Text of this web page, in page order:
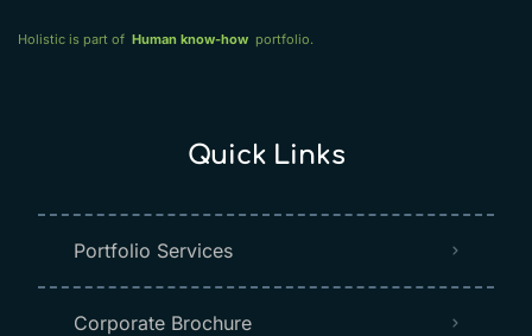
Holistic is part of Human know-how portfolio.
Quick Links
Portfolio Services
Corporate Brochure